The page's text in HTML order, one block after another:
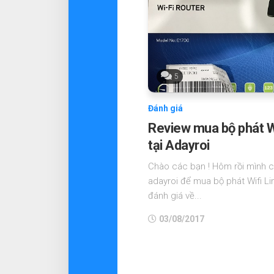
5
Đánh giá
Review mua bộ phát
tại Adayroi
Chào các bạn ! Hôm rồi mình
adayroi để mua bộ phát Wifi
đánh giá về...
03/08/2017